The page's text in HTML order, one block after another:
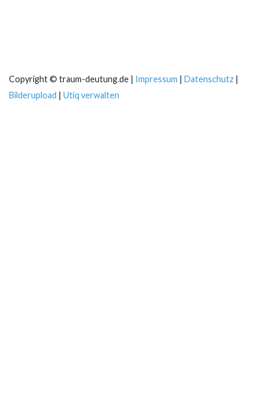
Copyright © traum-deutung.de | Impressum | Datenschutz |
Bilderupload | Utiq verwalten